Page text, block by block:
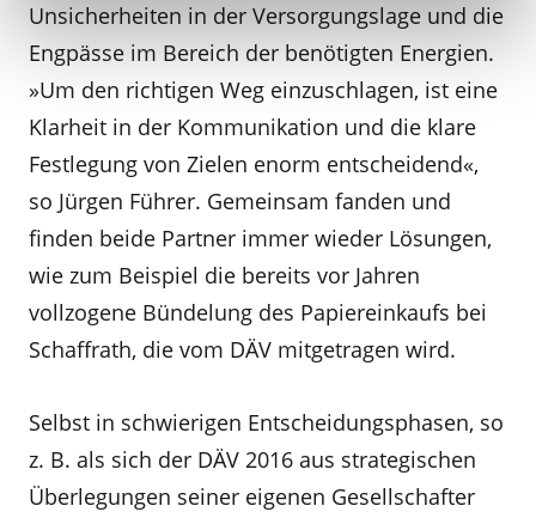
Unsicherheiten in der Versorgungslage und die
Engpässe im Bereich der benötigten Energien.
»Um den richtigen Weg einzuschlagen, ist eine
Klarheit in der Kommunikation und die klare
Festlegung von Zielen enorm ent­scheidend«,
so Jürgen Führer. Ge­meinsam fanden und
finden beide Partner immer wieder Lösungen,
wie zum Beispiel die bereits vor Jahren
vollzogene Bündelung des Papiereinkaufs bei
Schaffrath, die vom DÄV mitgetragen wird.
Selbst in schwierigen Entschei­dungsphasen, so
z. B. als sich der DÄV 2016 aus strategischen
Überlegungen seiner eigenen Ge­sellschafter